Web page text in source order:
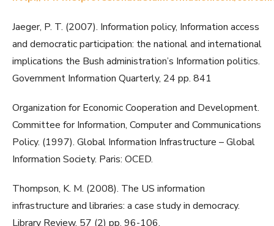
Jaeger, P. T. (2007). Information policy, Information access
and democratic participation: the national and international
implications the Bush administration’s Information politics.
Government Information Quarterly, 24 pp. 841
Organization for Economic Cooperation and Development.
Committee for Information, Computer and Communications
Policy. (1997). Global Information Infrastructure – Global
Information Society. Paris: OCED.
Thompson, K. M. (2008). The US information
infrastructure and libraries: a case study in democracy.
Library Review, 57 (2) pp. 96-106.